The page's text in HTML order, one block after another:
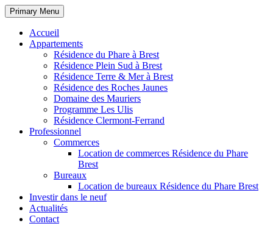
Primary Menu
Accueil
Appartements
Résidence du Phare à Brest
Résidence Plein Sud à Brest
Résidence Terre & Mer à Brest
Résidence des Roches Jaunes
Domaine des Mauriers
Programme Les Ulis
Résidence Clermont-Ferrand
Professionnel
Commerces
Location de commerces Résidence du Phare
Brest
Bureaux
Location de bureaux Résidence du Phare Brest
Investir dans le neuf
Actualités
Contact